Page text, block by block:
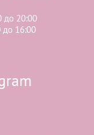
до 20:00
до 16:00